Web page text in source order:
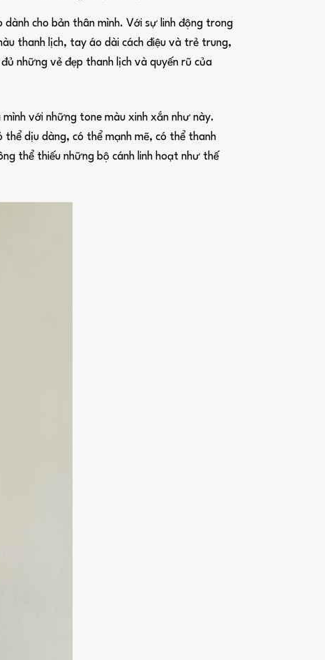
cho bản thân mình. Với sự linh động trong
thanh lịch, tay áo dài cách điệu và trẻ trung,
những vẻ đẹp thanh lịch và quyến rũ của
với những tone màu xinh xắn như này.
dịu dàng, có thể mạnh mẽ, có thể thanh
thể thiếu những bộ cánh linh hoạt như thế